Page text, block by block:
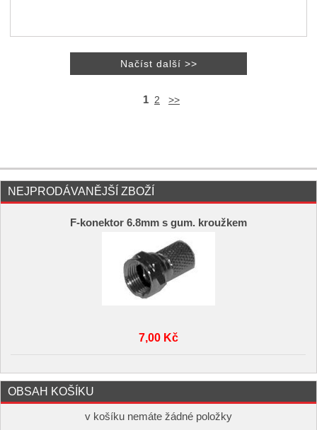
1 2 >>
NEJPRODÁVANĚJŠÍ ZBOŽÍ
F-konektor 6.8mm s gum. kroužkem
7,00 Kč
OBSAH KOŠÍKU
v košíku nemáte žádné položky